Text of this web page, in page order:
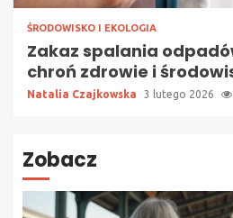
ŚRODOWISKO I EKOLOGIA
Zakaz spalania
chroń zdrowie i
Natalia Czajkowska 3 lutego 2026
Zobacz